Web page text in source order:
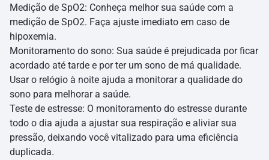
Medição de SpO2: Conheça melhor sua saúde com a
medição de SpO2. Faça ajuste imediato em caso de
hipoxemia.
Monitoramento do sono: Sua saúde é prejudicada por ficar
acordado até tarde e por ter um sono de má qualidade.
Usar o relógio à noite ajuda a monitorar a qualidade do
sono para melhorar a saúde.
Teste de estresse: O monitoramento do estresse durante
todo o dia ajuda a ajustar sua respiração e aliviar sua
pressão, deixando você vitalizado para uma eficiência
duplicada.